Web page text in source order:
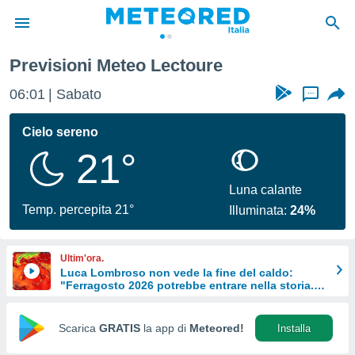
di
per
le
di
Web
Previsioni Meteo Lectoure
06:01 Sabato ...
Cielo sereno
21°
Temp. percepita 21°
Luna calante
Illuminata:24%
Ultim'ora.
Luca Lombroso non vede la fine del caldo:
"Ferragosto 2026 potrebbe entrare nella storia.
Scarica GRATIS la app di Meteored! Installa